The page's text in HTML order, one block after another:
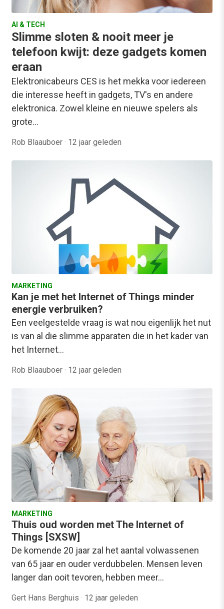
AI & TECH
Slimme sloten & nooit meer je
telefoon kwijt: deze gadgets komen
eraan
Elektronicabeurs CES is het mekka voor iedereen
die interesse heeft in gadgets, TV's en andere
elektronica. Zowel kleine en nieuwe spelers als
grote…
Rob Blaauboer · 12 jaar geleden
MARKETING
Kan je met het Internet of Things minder
energie verbruiken?
Een veelgestelde vraag is wat nou eigenlijk het nut
is van al die slimme apparaten die in het kader van
het Internet…
Rob Blaauboer · 12 jaar geleden
MARKETING
Thuis oud worden met The Internet of
Things [SXSW]
De komende 20 jaar zal het aantal volwassenen
van 65 jaar en ouder verdubbelen. Mensen leven
langer dan ooit tevoren, hebben meer…
Gert Hans Berghuis · 12 jaar geleden